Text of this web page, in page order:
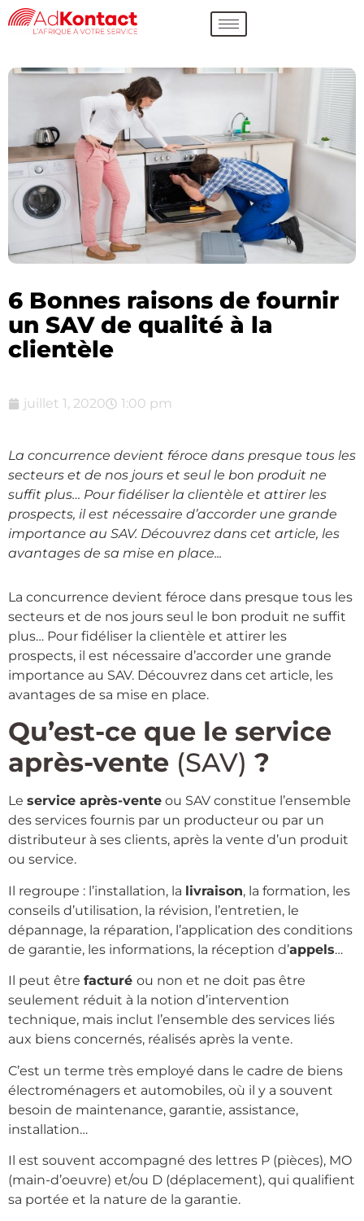
6 Bonnes raisons de fournir
un SAV de qualité à la
clientèle
juillet 1, 2020 1:00 pm
La concurrence devient féroce dans presque tous les
secteurs et de nos jours et seul le bon produit ne
suffit plus… Pour fidéliser la clientèle et attirer les
prospects, il est nécessaire d’accorder une grande
importance au SAV. Découvrez dans cet article, les
avantages de sa mise en place...
La concurrence devient féroce dans presque tous les
secteurs et de nos jours seul le bon produit ne suffit
plus… Pour fidéliser la clientèle et attirer les
prospects, il est nécessaire d’accorder une grande
importance au SAV. Découvrez dans cet article, les
avantages de sa mise en place.
Qu’est-ce que le service
après-vente (SAV) ?
Le service après-vente ou SAV constitue l’ensemble
des services fournis par un producteur ou par un
distributeur à ses clients, après la vente d’un produit
ou service.
Il regroupe : l’installation, la livraison, la formation, les
conseils d’utilisation, la révision, l’entretien, le
dépannage, la réparation, l’application des conditions
de garantie, les informations, la réception d’appels…
Il peut être facturé ou non et ne doit pas être
seulement réduit à la notion d’intervention
technique, mais inclut l’ensemble des services liés
aux biens concernés, réalisés après la vente.
C’est un terme très employé dans le cadre de biens
électroménagers et automobiles, où il y a souvent
besoin de maintenance, garantie, assistance,
installation…
Il est souvent accompagné des lettres P (pièces), MO
(main-d’oeuvre) et/ou D (déplacement), qui qualifient
sa portée et la nature de la garantie.